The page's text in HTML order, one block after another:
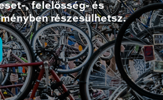
, felelősség- és
részesülhetsz.